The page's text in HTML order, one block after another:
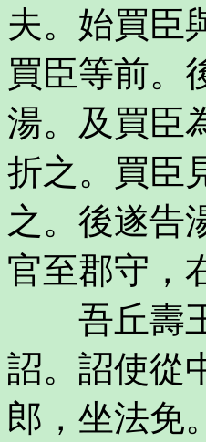
夫。始買臣
買臣等前。
湯。及買臣
折之。買臣
之。後遂告
官至郡守，
吾丘壽王
詔。詔使從
郎，坐法免